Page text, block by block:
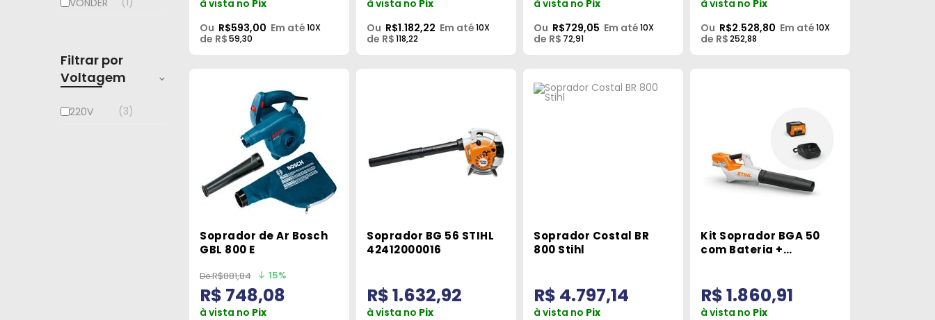
à vista no Pix
Ou R$593,00 Em até10X
de R$59,30
à vista no Pix
Ou R$1.182,22 Em até10X
de R$118,22
à vista no Pix
Ou R$729,05 Em até10X
de R$ 72,91
à vista no Pix
Ou R$2.528,80 Em até10X
de R$252,88
Soprador de Ar Bosch
GBL 800 E
R$881,84 15%
R$ 748,08
à vista no Pix
Soprador BG 56 STIHL
42412000016
R$ 1.632,92
à vista no Pix
Soprador Costal BR
800 Stihl
R$ 4.797,14
à vista no Pix
Kit Soprador BGA 50
com Bateria +
R$ 1.860,91
à vista no Pix
VONDER
Filtrar por
Voltagem
220V 3